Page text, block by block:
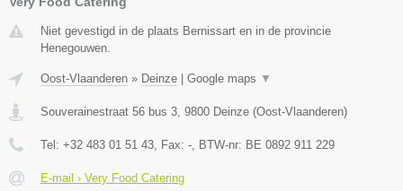
Niet gevestigd in de plaats Bernissart en in de provincie
Henegouwen.
Oost-Vlaanderen » Deinze Google maps ▼
Souverainestraat 56 bus 3, 9800 Deinze (Oost-Vlaanderen)
Tel: +32 483 01 51 43, Fax: -, BTW-nr: BE 0892 911 229
E-mail › Very Food Catering